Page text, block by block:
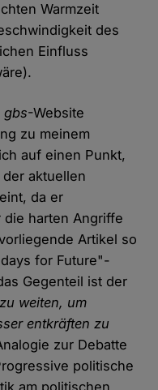
Warmzeit
des
Einfluss
gbs-Website
zu meinem
auf einen Punkt,
aktuellen
da er
harten Angriffe
Artikel so
for Future"-
Gegenteil ist der
weiten, um
entkräften zu
zur Debatte
politische